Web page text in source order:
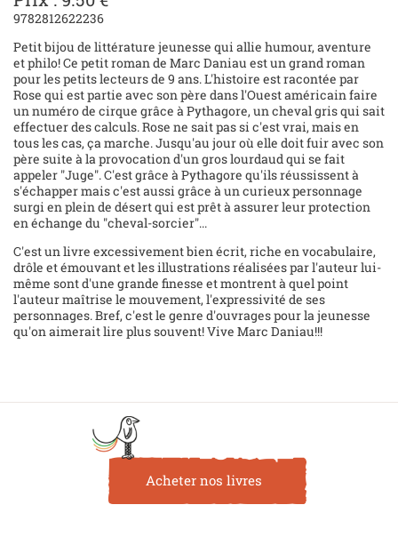
9782812622236
Petit bijou de littérature jeunesse qui allie humour, aventure
et philo! Ce petit roman de Marc Daniau est un grand roman
pour les petits lecteurs de 9 ans. L'histoire est racontée par
Rose qui est partie avec son père dans l'Ouest américain faire
un numéro de cirque grâce à Pythagore, un cheval gris qui sait
effectuer des calculs. Rose ne sait pas si c'est vrai, mais en
tous les cas, ça marche. Jusqu'au jour où elle doit fuir avec son
père suite à la provocation d'un gros lourdaud qui se fait
appeler "Juge". C'est grâce à Pythagore qu'ils réussissent à
s'échapper mais c'est aussi grâce à un curieux personnage
surgi en plein de désert qui est prêt à assurer leur protection
en échange du "cheval-sorcier"...
C'est un livre excessivement bien écrit, riche en vocabulaire,
drôle et émouvant et les illustrations réalisées par l'auteur lui-
même sont d'une grande finesse et montrent à quel point
l'auteur maîtrise le mouvement, l'expressivité de ses
personnages. Bref, c'est le genre d'ouvrages pour la jeunesse
qu'on aimerait lire plus souvent! Vive Marc Daniau!!!
Acheter nos livres